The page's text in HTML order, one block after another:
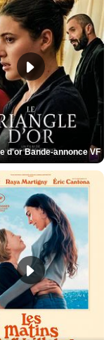
d'or Bande-annonce VF